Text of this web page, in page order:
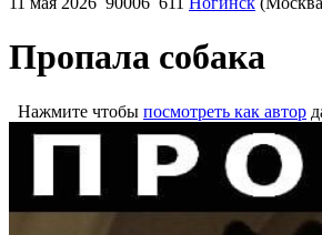
Пропала собака
Нажмите чтобы посмотреть как автор